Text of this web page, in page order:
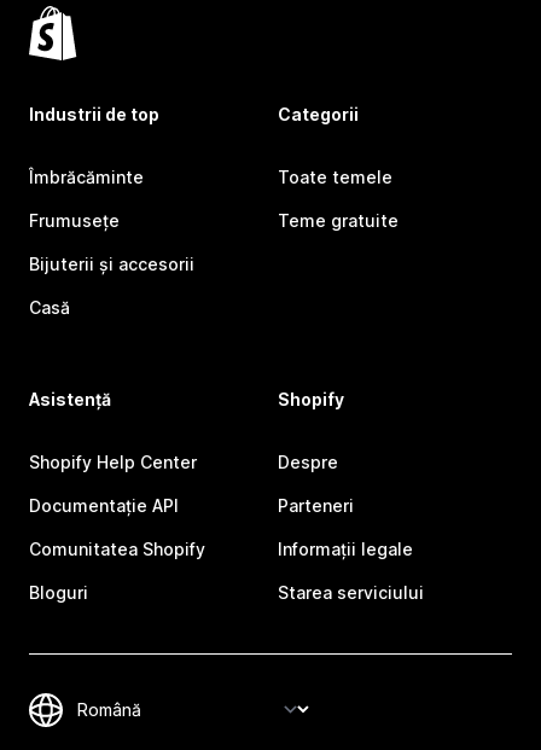
Industrii de top
Îmbrăcăminte
Frumusețe
Bijuterii și accesorii
Casă
Categorii
Toate temele
Teme gratuite
Asistență
Shopify Help Center
Documentație API
Comunitatea Shopify
Bloguri
Shopify
Despre
Parteneri
Informații legale
Starea serviciului